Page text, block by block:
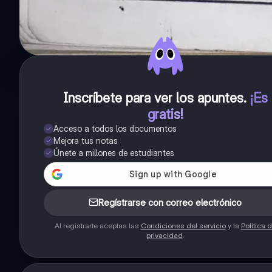
Inscríbete para ver los apuntes. ¡Es
gratis!
Acceso a todos los documentos
Mejora tus notas
Únete a millones de estudiantes
Regístrarse con correo electrónico
Al registrarte aceptas las Condiciones del servicioy la Política
privacidad